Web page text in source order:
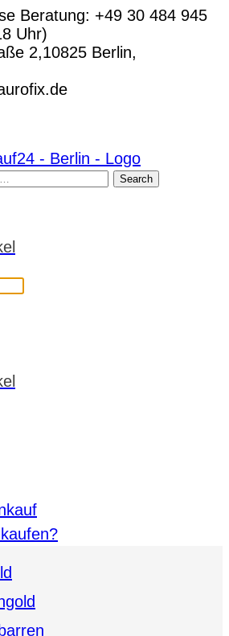
Beratung: +49 30 484 945
Uhr)
2,10825 Berlin,
Search